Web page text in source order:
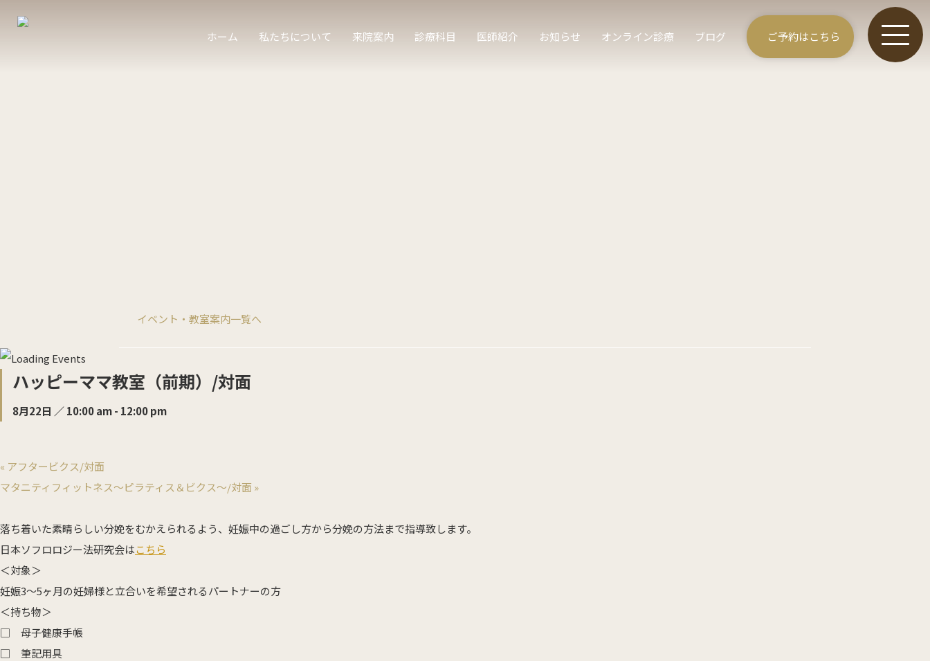
ホーム 私たちについて 来院案内 診療科目 医師紹介 お知らせ オンライン診療 ブログ ご予約はこちら
イベント・教室案内一覧へ
ハッピーママ教室（前期）/対面
8月22日 ／ 10:00 am- 12:00 pm
« アフタービクス/対面
マタニティフィットネス～ピラティス＆ビクス～/対面 »
落ち着いた素晴らしい分娩をむかえられるよう、妊娠中の過ごし方から分娩の方法まで指導致します。
日本ソフロロジー法研究会はこちら
＜対象＞
妊娠3～5ヶ月の妊婦様と立合いを希望されるパートナーの方
＜持ち物＞
□ 母子健康手帳
□ 筆記用具